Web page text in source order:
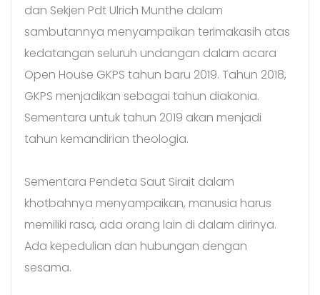
dan Sekjen Pdt Ulrich Munthe dalam
sambutannya menyampaikan terimakasih atas
kedatangan seluruh undangan dalam acara
Open House GKPS tahun baru 2019. Tahun 2018,
GKPS menjadikan sebagai tahun diakonia.
Sementara untuk tahun 2019 akan menjadi
tahun kemandirian theologia.
Sementara Pendeta Saut Sirait dalam
khotbahnya menyampaikan, manusia harus
memiliki rasa, ada orang lain di dalam dirinya.
Ada kepedulian dan hubungan dengan
sesama.